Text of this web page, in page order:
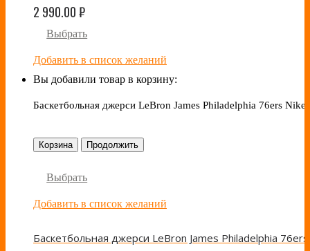
2 990.00₽
Выбрать
Добавить в список желаний
Вы добавили товар в корзину:
Баскетбольная джерси LeBron James Philadelphia 76ers Nike
Корзина Продолжить
Выбрать
Добавить в список желаний